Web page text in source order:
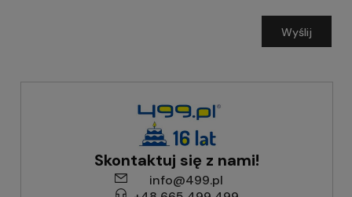
Wyślij
Skontaktuj się z nami!
info@499.pl